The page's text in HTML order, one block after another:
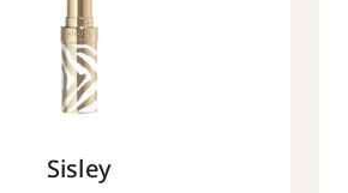
Sisley